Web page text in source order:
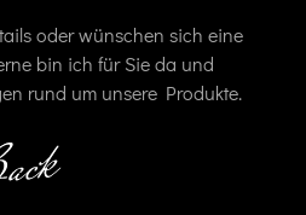
oder wünschen sich eine
bin ich für Sie da und
rund um unsere Produkte.